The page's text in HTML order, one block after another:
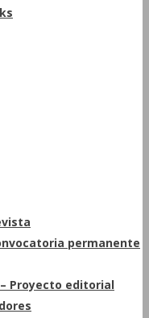
permanente
Proyecto editorial